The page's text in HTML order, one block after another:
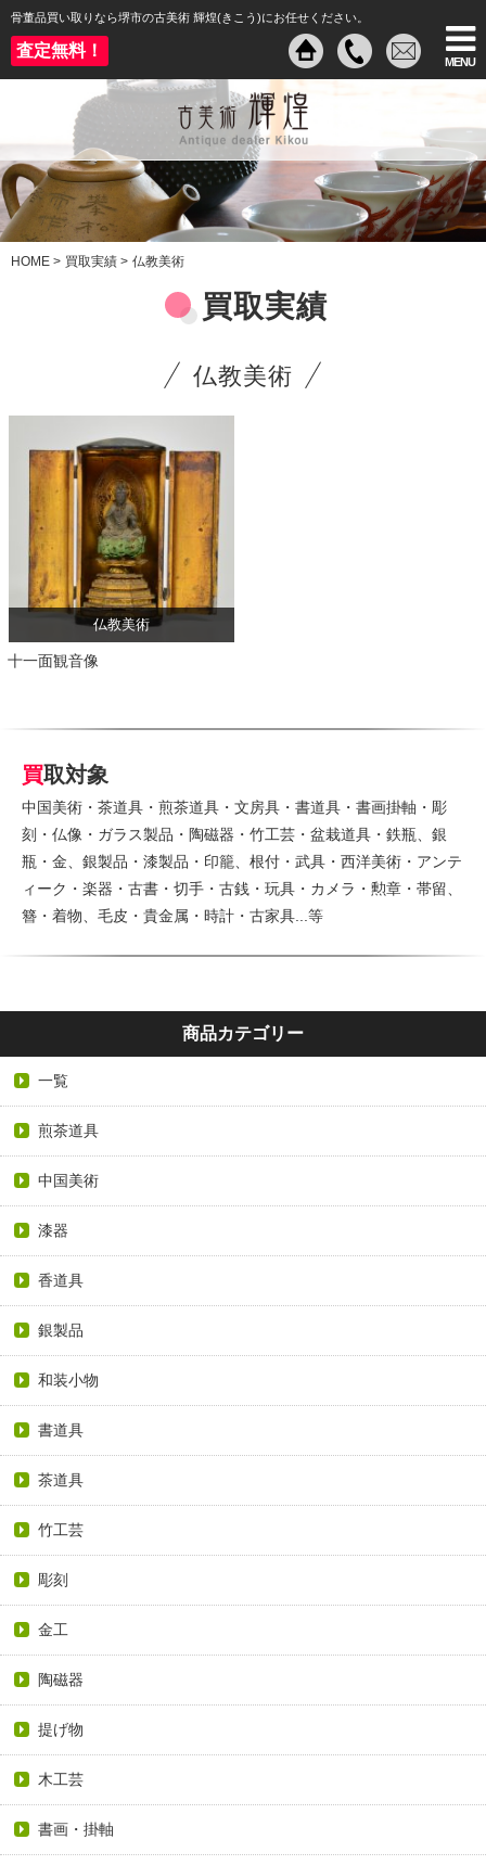
骨董品買い取りなら堺市の古美術 輝煌(きこう)にお任せください。
査定無料！
MENU
買取実績
HOME > 買取実績 > 仏教美術
仏教美術
仏教美術
十一面観音像
買取対象
中国美術・茶道具・煎茶道具・文房具・書道具・書画掛軸・彫
刻・仏像・ガラス製品・陶磁器・竹工芸・盆栽道具・鉄瓶、銀
瓶・金、銀製品・漆製品・印籠、根付・武具・西洋美術・アンテ
ィーク・楽器・古書・切手・古銭・玩具・カメラ・勲章・帯留、
簪・着物、毛皮・貴金属・時計・古家具...等
商品カテゴリー
一覧
煎茶道具
中国美術
漆器
香道具
銀製品
和装小物
書道具
茶道具
竹工芸
彫刻
金工
陶磁器
提げ物
木工芸
書画・掛軸